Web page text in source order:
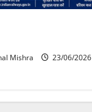
Mishra 23/06/2026